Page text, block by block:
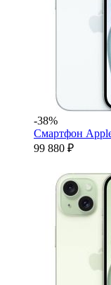
-38%
Смартфон
99 880 ₽